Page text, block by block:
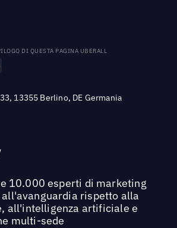
DI QUESTA PAGINA UBERALL
13355 Berlino, DE Germania
10.000 esperti di marketing
rispetto alla
all'intelligenza artificiale e
multi-sede